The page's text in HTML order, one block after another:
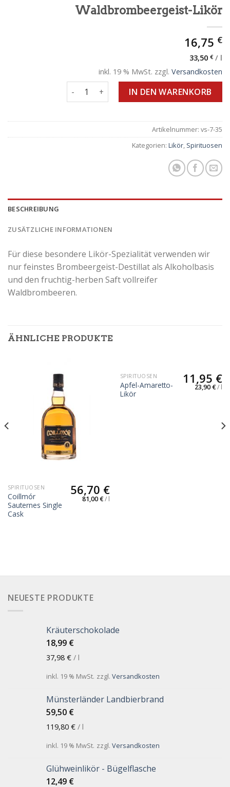
Waldbrombeergeist-Likör
16,75 €
33,50 € / l
inkl. 19 % MwSt. zzgl. Versandkosten
Waldbrombeergeist-Likör Menge
IN DEN WARENKORB
Artikelnummer: vs-7-35
Kategorien: Likör, Spirituosen
BESCHREIBUNG
ZUSÄTZLICHE INFORMATIONEN
Für diese besondere Likör-Spezialität verwenden wir
nur feinstes Brombeergeist-Destillat als Alkoholbasis
und den fruchtig-herben Saft vollreifer
Waldbrombeeren.
ÄHNLICHE PRODUKTE
SPIRITUOSEN
Coillmór
Sauternes Single
Cask
56,70 €
81,00€/l
SPIRITUOSEN
Apfel-Amaretto-
Likör
11,95 €
23,90€/l
NEUESTE PRODUKTE
Kräuterschokolade
18,99 €
37,98 € / l
inkl. 19 % MwSt. zzgl. Versandkosten
Münsterländer Landbierbrand
59,50 €
119,80 € / l
inkl. 19 % MwSt. zzgl. Versandkosten
Glühweinlikör - Bügelflasche
12,49 €